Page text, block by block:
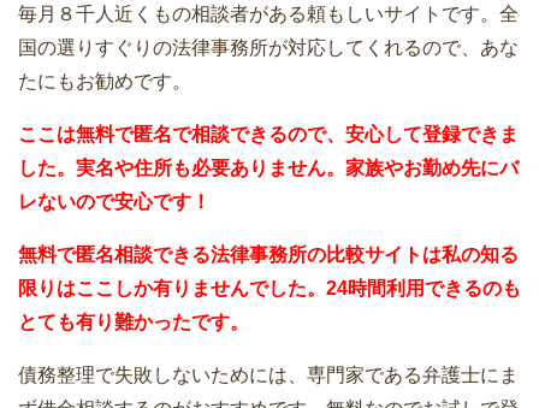
毎月８千人近くもの相談者がある頼もしいサイトです。全
国の選りすぐりの法律事務所が対応してくれるので、あな
たにもお勧めです。
ここは無料で匿名で相談できるので、安心して登録できま
した。実名や住所も必要ありません。家族やお勤め先にバ
レないので安心です！
無料で匿名相談できる法律事務所の比較サイトは私の知る
限りはここしか有りませんでした。24時間利用できるのも
とても有り難かったです。
債務整理で失敗しないためには、専門家である弁護士にま